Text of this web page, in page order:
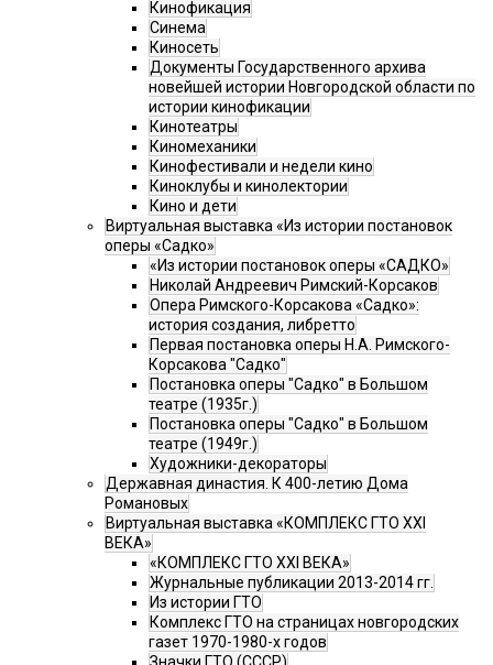
Кинофикация
Синема
Киносеть
Документы Государственного архива
новейшей истории Новгородской области по
истории кинофикации
Кинотеатры
Киномеханики
Кинофестивали и недели кино
Киноклубы и кинолектории
Кино и дети
Виртуальная выставка «Из истории постановок
оперы «Садко»
«Из истории постановок оперы «САДКО»
Николай Андреевич Римский-Корсаков
Опера Римского-Корсакова «Садко»:
история создания, либретто
Первая постановка оперы Н.А. Римского-
Корсакова "Садко"
Постановка оперы "Садко" в Большом
театре (1935г.)
Постановка оперы "Садко" в Большом
театре (1949г.)
Художники-декораторы
Державная династия. К 400-летию Дома
Романовых
Виртуальная выставка «КОМПЛЕКС ГТО XXI
ВЕКА»
«КОМПЛЕКС ГТО XXI ВЕКА»
Журнальные публикации 2013-2014 гг.
Из истории ГТО
Комплекс ГТО на страницах новгородских
газет 1970-1980-х годов